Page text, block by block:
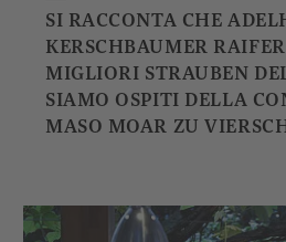
SI RACCONTA CHE
KERSCHBAUMER
MIGLIORI STRAUBEN
SIAMO OSPITI DELLA
MASO MOAR ZU